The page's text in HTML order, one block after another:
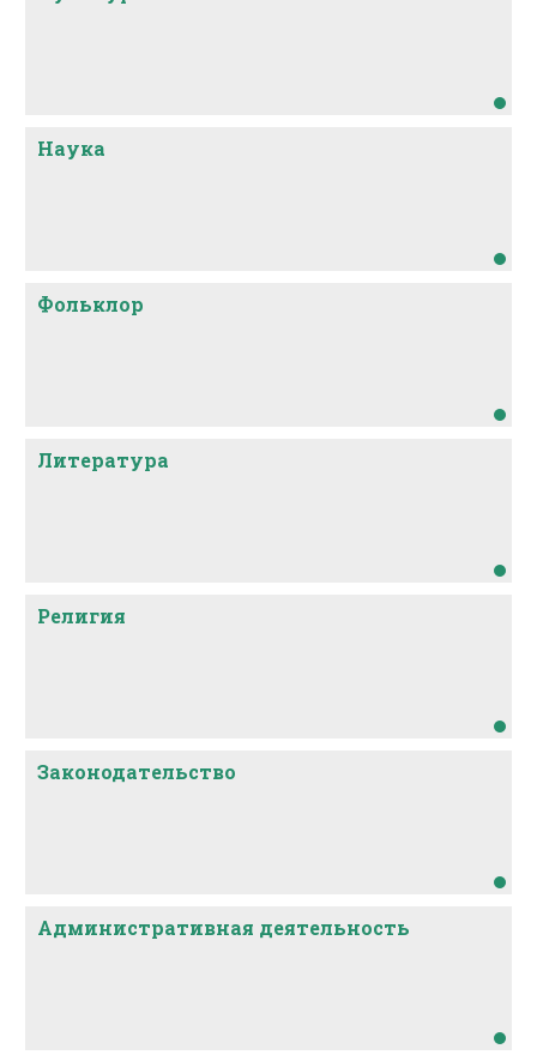
Наука
Фольклор
Литература
Религия
Законодательство
Административная деятельность